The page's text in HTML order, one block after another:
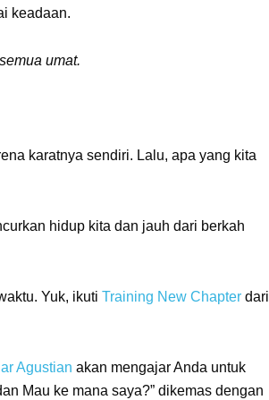
keadaan.
umat.
karatnya sendiri. Lalu, apa yang kita
hidup kita dan jauh dari berkah
Yuk, ikuti Training New Chapter dari
Agustian akan mengajar Anda untuk
Mau ke mana saya?” dikemas dengan